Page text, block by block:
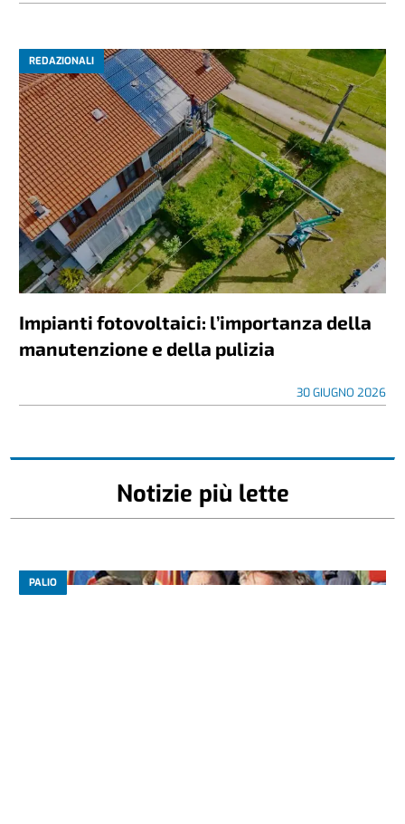
REDAZIONALI
Impianti fotovoltaici: l’importanza della
manutenzione e della pulizia
30 GIUGNO 2026
Notizie più lette
PALIO